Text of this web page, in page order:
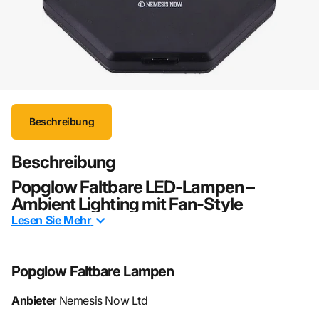
Beschreibung
Beschreibung
Popglow Faltbare LED‑Lampen –
Ambient Lighting mit Fan‑Style
Verwandle jeden Raum in eine
Design,funktionale Beleuchtung
in einem – ideal für Zuhause, Gaming‑Setup, Schlafzimmer
Lesen Sie Mehr
Popglow Faltbare Lampen
AnbieterNemesis Now Ltd